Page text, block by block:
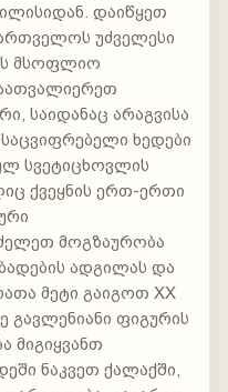
დაიწყეთ
უძველესი
მსოფლიო
საიდანაც არაგვისა
ხედები
სვეტიცხოვლის
ქვეყნის ერთ-ერთი
მოგზაურობა
ადგილას და
მეტი გაიგოთ XX
გავლენიანი ფიგურის
მიგიყვანთ
ნაკვეთ ქალაქში,